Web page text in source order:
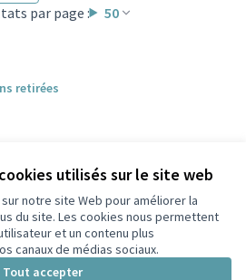
utilisés sur le site web
notre site Web pour améliorer la
du site. Les cookies nous permettent
et un contenu plus
canaux de médias sociaux.
Tout accepter
par page : 50
retirées